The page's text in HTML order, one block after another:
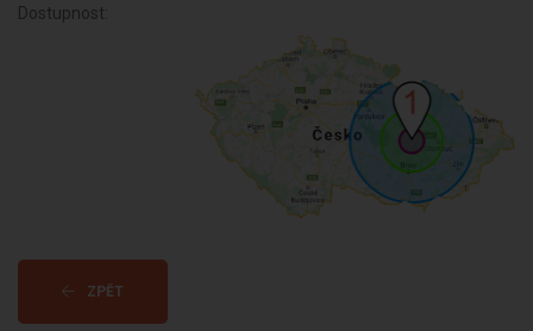
Dostupnost:
ZPĚT